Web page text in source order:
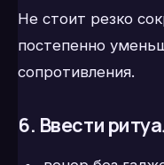
Не стоит резко
постепенно
сопротивления.
6. Ввести